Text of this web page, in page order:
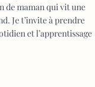
de maman qui vit une
Je t’invite à prendre
et l’apprentissage